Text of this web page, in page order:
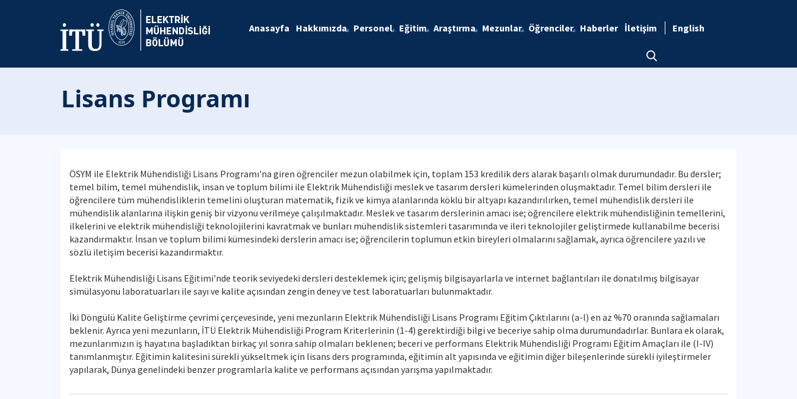
Anasayfa Hakkımızda Personel Eğitim Araştırma Mezunlar Öğrenciler Haberler İletişim English
Lisans Programı
ÖSYM ile Elektrik Mühendisliği Lisans Programı'na giren öğrenciler mezun olabilmek için, toplam 153 kredilik ders alarak başarılı olmak durumundadır. Bu dersler;
temel bilim, temel mühendislik, insan ve toplum bilimi ile Elektrik Mühendisliği meslek ve tasarım dersleri kümelerinden oluşmaktadır. Temel bilim dersleri ile
öğrencilere tüm mühendisliklerin temelini oluşturan matematik, fizik ve kimya alanlarında köklü bir altyapı kazandırılırken, temel mühendislik dersleri ile
mühendislik alanlarına ilişkin geniş bir vizyonu verilmeye çalışılmaktadır. Meslek ve tasarım derslerinin amacı ise; öğrencilere elektrik mühendisliğinin temellerini,
ilkelerini ve elektrik mühendisliği teknolojilerini kavratmak ve bunları mühendislik sistemleri tasarımında ve ileri teknolojiler geliştirmede kullanabilme becerisi
kazandırmaktır. İnsan ve toplum bilimi kümesindeki derslerin amacı ise; öğrencilerin toplumun etkin bireyleri olmalarını sağlamak, ayrıca öğrencilere yazılı ve
sözlü iletişim becerisi kazandırmaktır.
Elektrik Mühendisliği Lisans Eğitimi'nde teorik seviyedeki dersleri desteklemek için; gelişmiş bilgisayarlarla ve internet bağlantıları ile donatılmış bilgisayar
simülasyonu laboratuarları ile sayı ve kalite açısından zengin deney ve test laboratuarları bulunmaktadır.
İki Döngülü Kalite Geliştirme çevrimi çerçevesinde, yeni mezunların Elektrik Mühendisliği Lisans Programı Eğitim Çıktılarını (a-l) en az %70 oranında sağlamaları
beklenir. Ayrıca yeni mezunların, İTÜ Elektrik Mühendisliği Program Kriterlerinin (1-4) gerektirdiği bilgi ve beceriye sahip olma durumundadırlar. Bunlara ek olarak,
mezunlarımızın iş hayatına başladıktan birkaç yıl sonra sahip olmaları beklenen; beceri ve performans Elektrik Mühendisliği Programı Eğitim Amaçları ile (I-IV)
tanımlanmıştır. Eğitimin kalitesini sürekli yükseltmek için lisans ders programında, eğitimin alt yapısında ve eğitimin diğer bileşenlerinde sürekli iyileştirmeler
yapılarak, Dünya genelindeki benzer programlarla kalite ve performans açısından yarışma yapılmaktadır.